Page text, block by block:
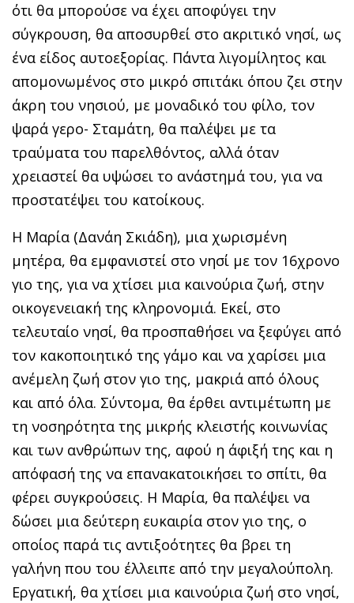
ότι θα μπορούσε να έχει αποφύγει την
σύγκρουση, θα αποσυρθεί στο ακριτικό νησί, ως
ένα είδος αυτοεξορίας. Πάντα λιγομίλητος και
απομονωμένος στο μικρό σπιτάκι όπου ζει στην
άκρη του νησιού, με μοναδικό του φίλο, τον
ψαρά γερο- Σταμάτη, θα παλέψει με τα
τραύματα του παρελθόντος, αλλά όταν
χρειαστεί θα υψώσει το ανάστημά του, για να
προστατέψει του κατοίκους.
Η Μαρία (Δανάη Σκιάδη), μια χωρισμένη
μητέρα, θα εμφανιστεί στο νησί με τον 16χρονο
γιο της, για να χτίσει μια καινούρια ζωή, στην
οικογενειακή της κληρονομιά. Εκεί, στο
τελευταίο νησί, θα προσπαθήσει να ξεφύγει από
τον κακοποιητικό της γάμο και να χαρίσει μια
ανέμελη ζωή στον γιο της, μακριά από όλους
και από όλα. Σύντομα, θα έρθει αντιμέτωπη με
τη νοσηρότητα της μικρής κλειστής κοινωνίας
και των ανθρώπων της, αφού η άφιξή της και η
απόφασή της να επανακατοικήσει το σπίτι, θα
φέρει συγκρούσεις. Η Μαρία, θα παλέψει να
δώσει μια δεύτερη ευκαιρία στον γιο της, ο
οποίος παρά τις αντιξοότητες θα βρει τη
γαλήνη που του έλλειπε από την μεγαλούπολη.
Εργατική, θα χτίσει μια καινούρια ζωή στο νησί,